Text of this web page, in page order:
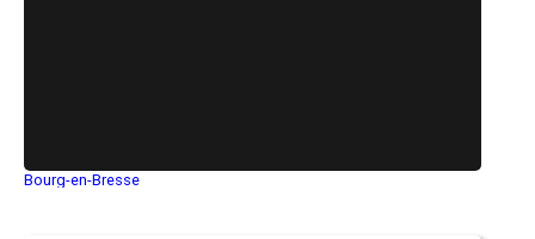
- Entreprise de rénovation immobilière à Notre-Dame-des-Millières
Bourg-en-Bresse